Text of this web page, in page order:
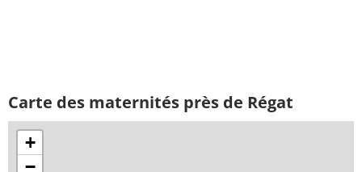
Carte des maternités près de Régat
+
−